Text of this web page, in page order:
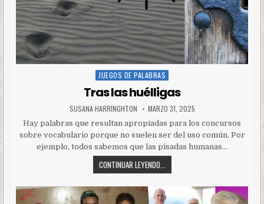
Posted
JUEGOS DE PALABRAS
Tras las huélligas
SUSANA HARRINGHTON MARZO 31, 2025
Hay palabras que resultan apropiadas para los concursos
sobre vocabulario porque no suelen ser del uso común. Por
ejemplo, todos sabemos que las pisadas humanas…
CONTINUAR LEYENDO...